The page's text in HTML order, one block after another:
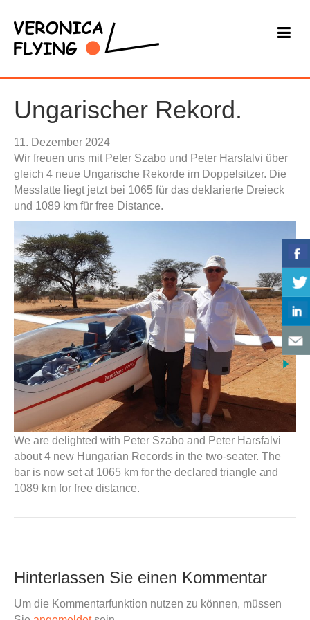
Ungarischer Rekord.
11. Dezember 2024
Wir freuen uns mit Peter Szabo und Peter Harsfalvi über
gleich 4 neue Ungarische Rekorde im Doppelsitzer. Die
Messlatte liegt jetzt bei 1065 für das deklarierte Dreieck
und 1089 km für free Distance.
We are delighted with Peter Szabo and Peter Harsfalvi
about 4 new Hungarian Records in the two-seater. The
bar is now set at 1065 km for the declared triangle and
1089 km for free distance.
Hinterlassen Sie einen Kommentar
Um die Kommentarfunktion nutzen zu können, müssen